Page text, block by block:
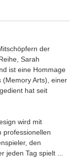
der
Sarah
ist eine Hommage
(Memory Arts), einer
hat seit
wird mit
professionellen
den
jeden Tag spielt ...